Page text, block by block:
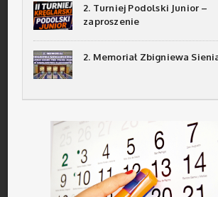
2. Turniej Podolski Junior –
zaproszenie
2. Memoriał Zbigniewa